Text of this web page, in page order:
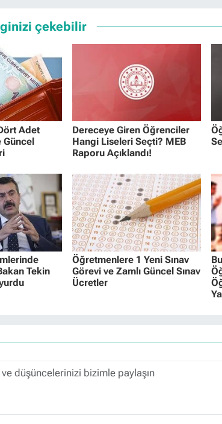
çekebilir
Adet
Güncel
Dereceye Giren Öğrenciler
Hangi Liseleri Seçti? MEB
Raporu Açıklandı!
Tekin
Öğretmenlere 1 Yeni Sınav
Görevi ve Zamlı Güncel Sınav
Ücretler